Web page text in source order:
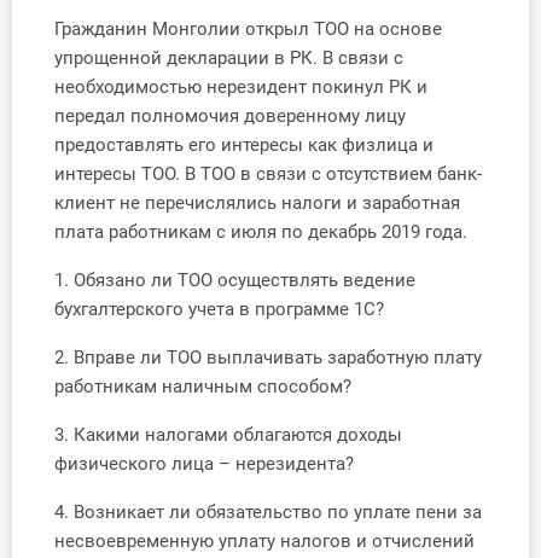
Участник ВЭД
Практика ИП
Кадры. Труд. Зарплата.
Учет по отраслям
Юридический помощник
Интернет-магазин
Обучение
Гражданин Монголии открыл ТОО на основе
упрощенной декларации в РК. В связи с
необходимостью нерезидент покинул РК и
передал полномочия доверенному лицу
предоставлять его интересы как физлица и
интересы ТОО. В ТОО в связи с отсутствием банк-
клиент не перечислялись налоги и заработная
плата работникам с июля по декабрь 2019 года.
1. Обязано ли ТОО осуществлять ведение
бухгалтерского учета в программе 1С?
2. Вправе ли ТОО выплачивать заработную плату
работникам наличным способом?
3. Какими налогами облагаются доходы
физического лица – нерезидента?
4. Возникает ли обязательство по уплате пени за
несвоевременную уплату налогов и отчислений